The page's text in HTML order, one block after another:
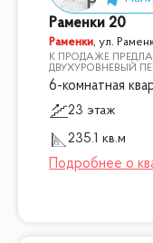
Раменки 20
Раменки,ул.
К ПРОДАЖЕ
ДВУХУРОВНЕВЫЙ
6-комнатная
23 этаж
235.1 кв.м